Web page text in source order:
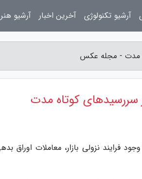
مدت - مجله عکس
کوتاه مدت
آرشیو تکنولوژی آخرین اخبار آرشیو هنر